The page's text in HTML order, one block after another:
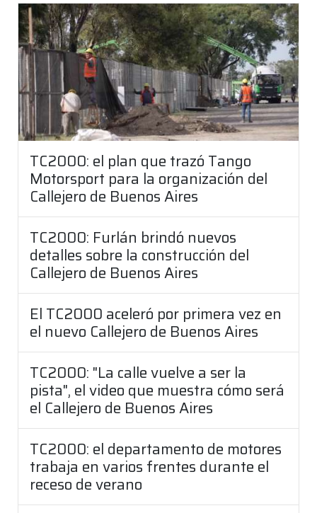
TC2000: el plan que trazó Tango
Motorsport para la organización del
Callejero de Buenos Aires
TC2000: Furlán brindó nuevos
detalles sobre la construcción del
Callejero de Buenos Aires
El TC2000 aceleró por primera vez en
el nuevo Callejero de Buenos Aires
TC2000: "La calle vuelve a ser la
pista", el video que muestra cómo será
el Callejero de Buenos Aires
TC2000: el departamento de motores
trabaja en varios frentes durante el
receso de verano